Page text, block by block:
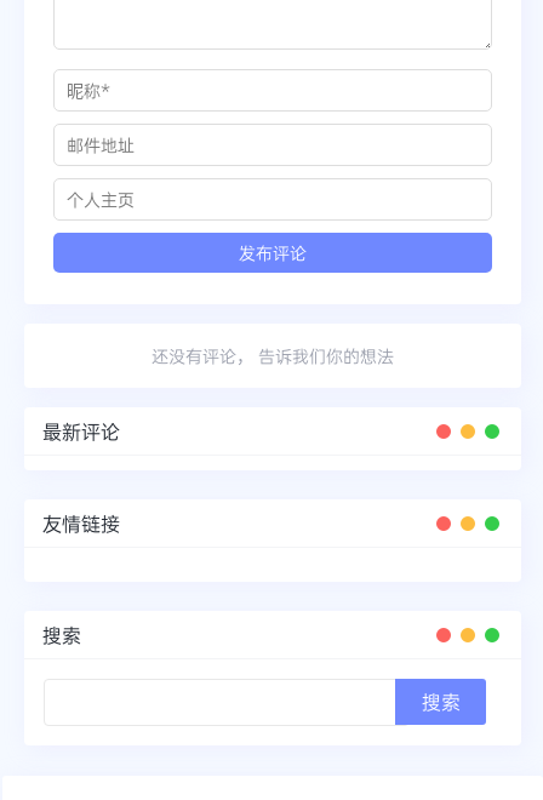
还没有评论， 告诉我们你的想法
最新评论
友情链接
搜索